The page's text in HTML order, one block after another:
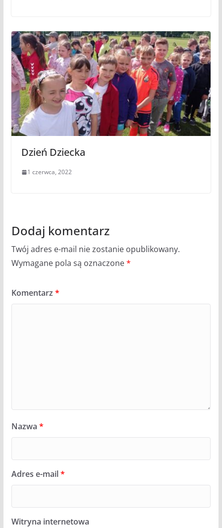
Dzień Dziecka
1 czerwca, 2022
Dodaj komentarz
Twój adres e-mail nie zostanie opublikowany.
Wymagane pola są oznaczone*
Komentarz *
Nazwa *
Adres e-mail*
Witryna internetowa